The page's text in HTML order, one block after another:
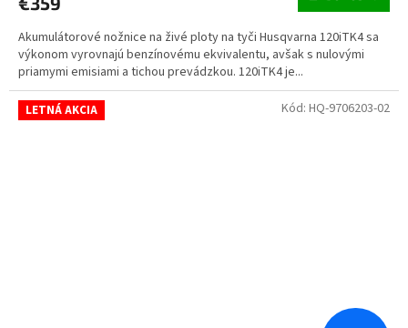
Akumulátorové nožnice na živé ploty na tyči Husqvarna 120iTK4 sa
výkonom vyrovnajú benzínovému ekvivalentu, avšak s nulovými
priamymi emisiami a tichou prevádzkou. 120iTK4 je...
LETNÁ AKCIA Kód: HQ-9706203-02